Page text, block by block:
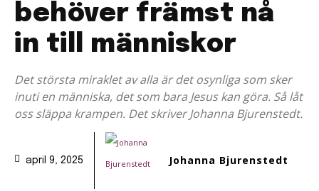
behöver främst nå
in till människor
Det största miraklet av alla är det osynliga som sker
inuti en människa, det som bara Jesus kan göra. Så låt
oss släppa krampen. Det skriver Johanna Bjurenstedt.
april 9, 2025 Johanna Bjurenstedt